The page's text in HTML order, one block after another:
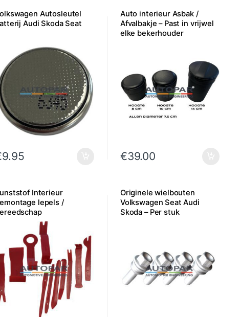
Autosleutel
Audi Skoda Seat
9.95
Auto interieur Asbak /
Afvalbakje – Past in vrijwel
elke bekerhouder
€39.00
Interieur
lepels /
Originele wielbouten
Volkswagen Seat Audi
Skoda – Per stuk